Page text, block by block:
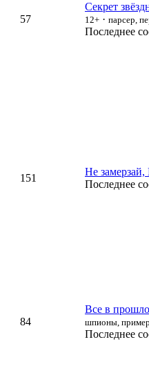
57
Секрет
12+ · парсер,
Последнее
151
Не
Последнее
84
Все в
шпионы,
Последнее